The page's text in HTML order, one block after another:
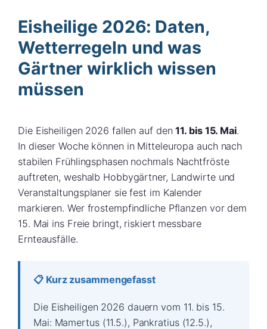
Eisheilige 2026: Daten,
Wetterregeln und was
Gärtner wirklich wissen
müssen
Die Eisheiligen 2026 fallen auf den11. bis 15. Mai.
In dieser Woche können in Mitteleuropa auch nach
stabilen Frühlingsphasen nochmals Nachtfröste
auftreten, weshalb Hobbygärtner, Landwirte und
Veranstaltungsplaner sie fest im Kalender
markieren. Wer frostempfindliche Pflanzen vor dem
15. Mai ins Freie bringt, riskiert messbare
Ernteausfälle.
📋 Kurz zusammengefasst
Die Eisheiligen 2026 dauern vom 11. bis 15.
Mai: Mamertus (11.5.), Pankratius (12.5.),